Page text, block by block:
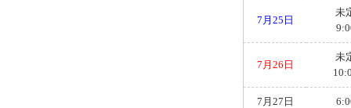
7月25日
未
7月26日
未
7月27日